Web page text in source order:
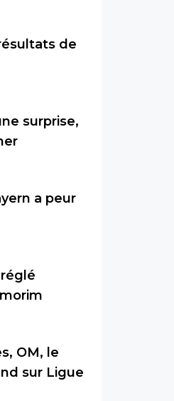
de
surprise,
a peur
OM, le
sur Ligue